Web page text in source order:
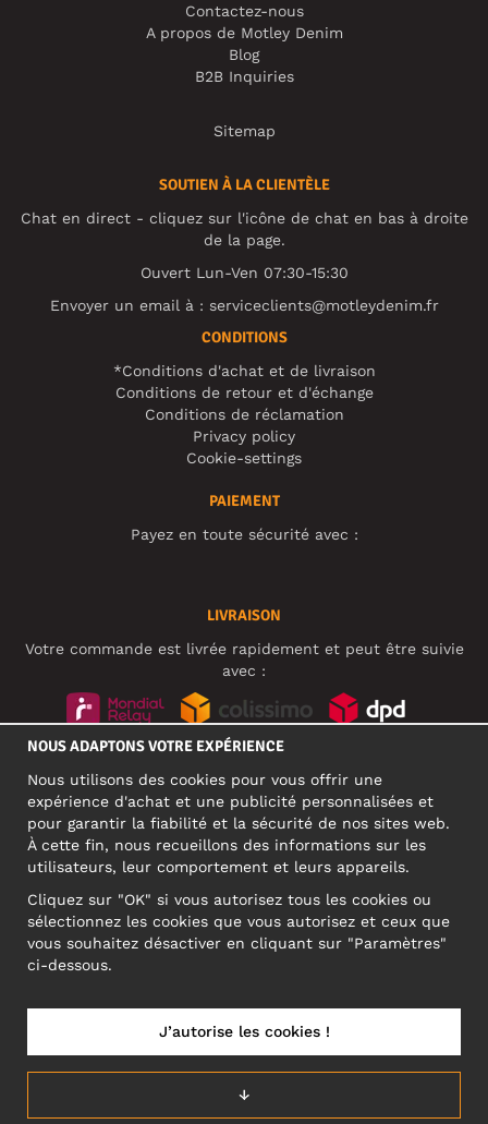
Contactez-nous
A propos de Motley Denim
Blog
B2B Inquiries
Sitemap
SOUTIEN À LA CLIENTÈLE
Chat en direct - cliquez sur l'icône de chat en bas à droite
de la page.
Ouvert Lun-Ven 07:30-15:30
Envoyer un email à : serviceclients@motleydenim.fr
CONDITIONS
*Conditions d'achat et de livraison
Conditions de retour et d'échange
Conditions de réclamation
Privacy policy
Cookie-settings
PAIEMENT
Payez en toute sécurité avec :
LIVRAISON
Votre commande est livrée rapidement et peut être suivie
avec :
ADRESSE PROFESSIONNELLE
Narva mnt 5, EE-10117 Tallinn
Reg: 12356245
ATTENTION ! N'envoyez pas les retours de produits à cette
FRANCE/FRANÇAIS (FR)
NOUS ADAPTONS VOTRE EXPÉRIENCE
Nous utilisons des cookies pour vous offrir une
expérience d'achat et une publicité personnalisées et
pour garantir la fiabilité et la sécurité de nos sites web.
À cette fin, nous recueillons des informations sur les
utilisateurs, leur comportement et leurs appareils.
Cliquez sur "OK" si vous autorisez tous les cookies ou
sélectionnez les cookies que vous autorisez et ceux que
vous souhaitez désactiver en cliquant sur "Paramètres"
ci-dessous.
↓
J’autorise les cookies !